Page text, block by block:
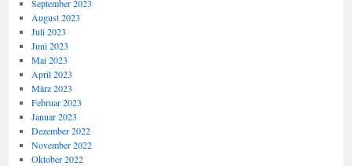
September 2023
August 2023
Juli 2023
Juni 2023
Mai 2023
April 2023
März 2023
Februar 2023
Januar 2023
Dezember 2022
November 2022
Oktober 2022